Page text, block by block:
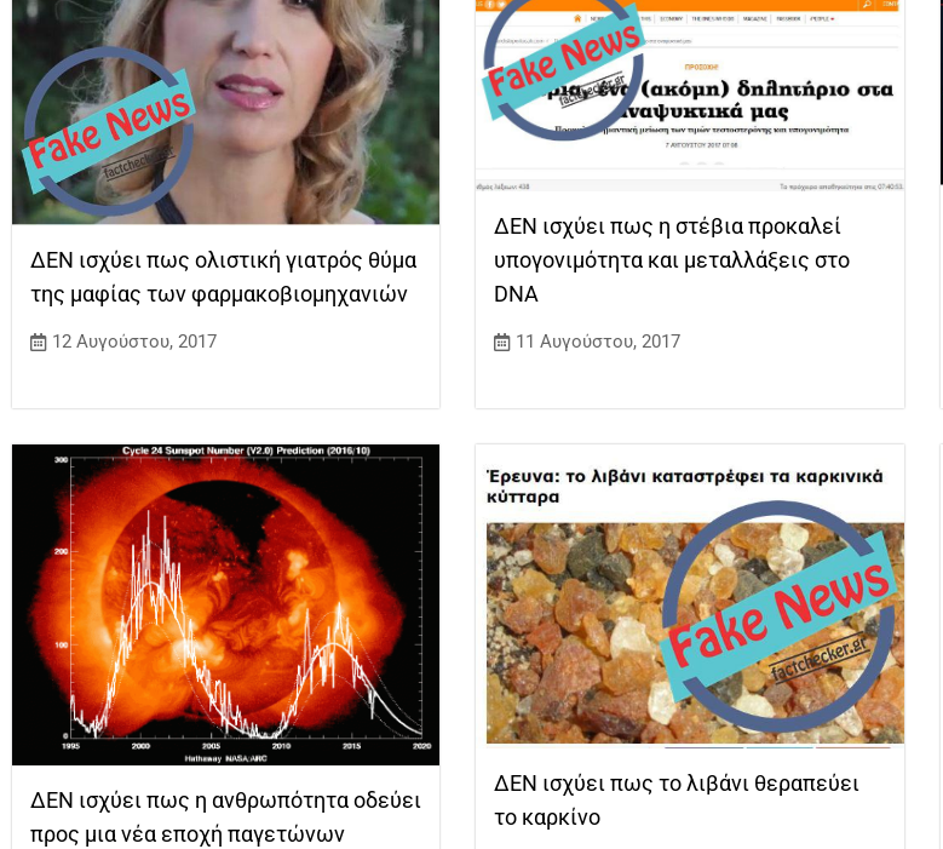
ΔΕΝ ισχύει πως ολιστική γιατρός θύμα
της μαφίας των φαρμακοβιομηχανιών
12 Αυγούστου, 2017
ΔΕΝ ισχύει πως η στέβια προκαλεί
υπογονιμότητα και μεταλλάξεις στο
DNA
11 Αυγούστου, 2017
ΔΕΝ ισχύει πως η ανθρωπότητα οδεύει
προς μια νέα εποχή παγετώνων
ΔΕΝ ισχύει πως το λιβάνι θεραπεύει
το καρκίνο